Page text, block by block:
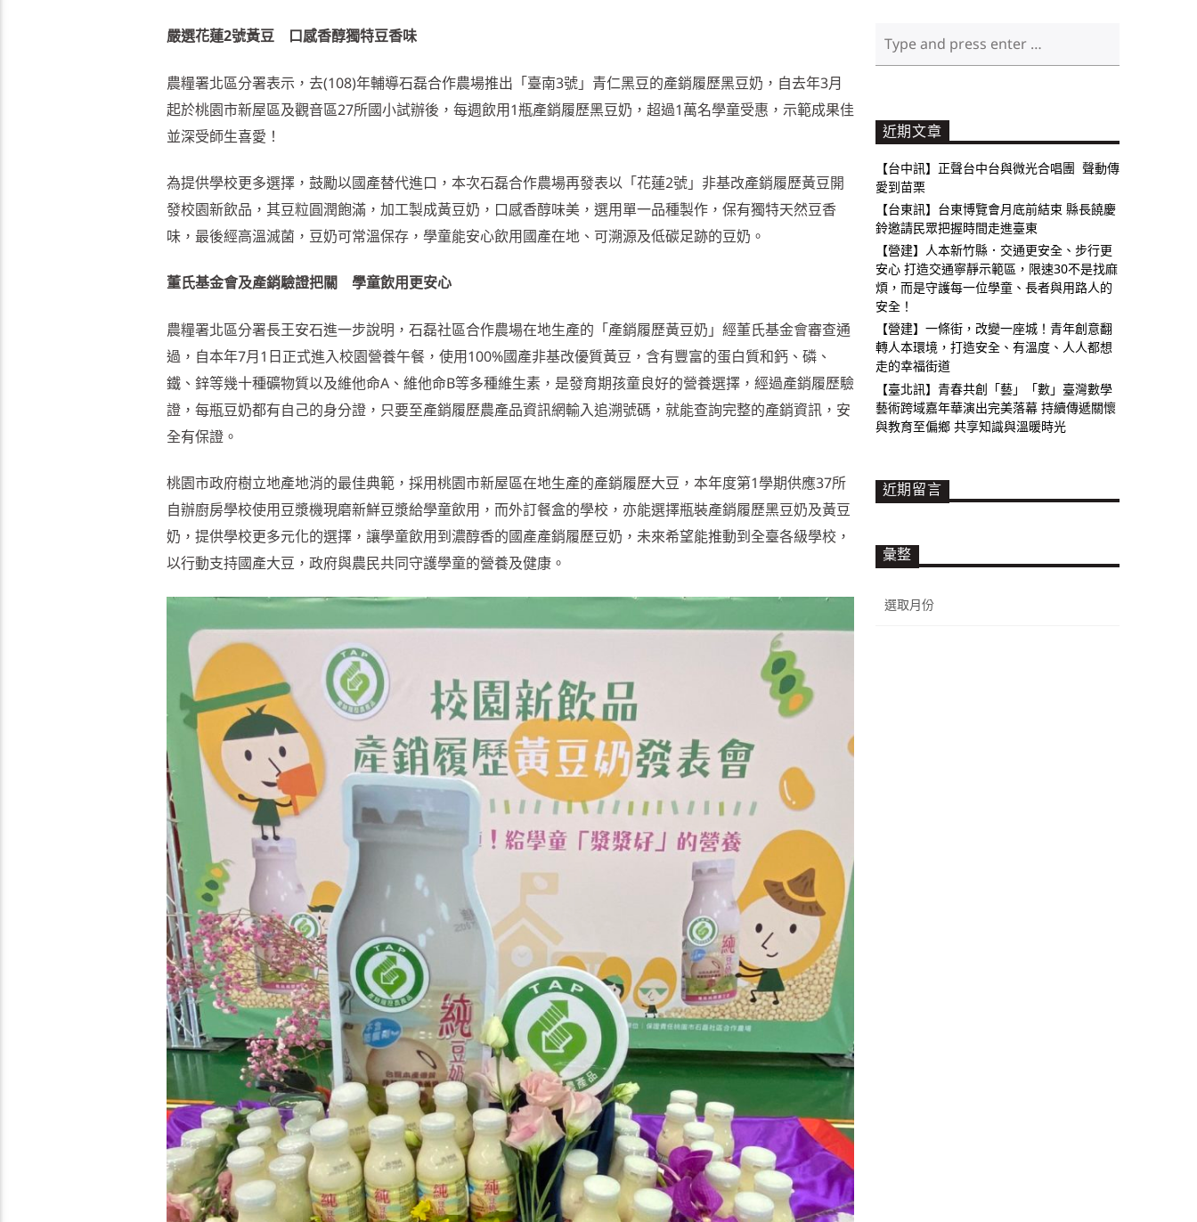
嚴選花蓮2號黃豆 口感香醇獨特豆香味
農糧署北區分署表示，去(108)年輔導石磊合作農場推出「臺南3號」青仁黑豆的產銷履歷黑豆奶，自去年3月
起於桃園市新屋區及觀音區27所國小試辦後，每週飲用1瓶產銷履歷黑豆奶，超過1萬名學童受惠，示範成果佳
並深受師生喜愛！
為提供學校更多選擇，鼓勵以國產替代進口，本次石磊合作農場再發表以「花蓮2號」非基改產銷履歷黃豆開
發校園新飲品，其豆粒圓潤飽滿，加工製成黃豆奶，口感香醇味美，選用單一品種製作，保有獨特天然豆香
味，最後經高溫滅菌，豆奶可常溫保存，學童能安心飲用國產在地、可溯源及低碳足跡的豆奶。
董氏基金會及產銷驗證把關 學童飲用更安心
農糧署北區分署長王安石進一步說明，石磊社區合作農場在地生產的「產銷履歷黃豆奶」經董氏基金會審查通
過，自本年7月1日正式進入校園營養午餐，使用100%國產非基改優質黃豆，含有豐富的蛋白質和鈣、磷、
鐵、鋅等幾十種礦物質以及維他命A、維他命B等多種維生素，是發育期孩童良好的營養選擇，經過產銷履歷驗
證，每瓶豆奶都有自己的身分證，只要至產銷履歷農產品資訊網輸入追溯號碼，就能查詢完整的產銷資訊，安
全有保證。
桃園市政府樹立地產地消的最佳典範，採用桃園市新屋區在地生產的產銷履歷大豆，本年度第1學期供應37所
自辦廚房學校使用豆漿機現磨新鮮豆漿給學童飲用，而外訂餐盒的學校，亦能選擇瓶裝產銷履歷黑豆奶及黃豆
奶，提供學校更多元化的選擇，讓學童飲用到濃醇香的國產產銷履歷豆奶，未來希望能推動到全臺各級學校，
以行動支持國產大豆，政府與農民共同守護學童的營養及健康。
近期文章
【台中訊】正聲台中台與微光合唱團 聲動傳
愛到苗栗
【台東訊】台東博覽會月底前結束 縣長饒慶
鈴邀請民眾把握時間走進臺東
【營建】人本新竹縣．交通更安全、步行更
安心 打造交通寧靜示範區，限速30不是找麻
煩，而是守護每一位學童、長者與用路人的
安全！
【營建】一條街，改變一座城！青年創意翻
轉人本環境，打造安全、有溫度、人人都想
走的幸福街道
【臺北訊】青春共創「藝」「數」臺灣數學
藝術跨域嘉年華演出完美落幕 持續傳遞關懷
與教育至偏鄉 共享知識與溫暖時光
近期留言
彙整
整